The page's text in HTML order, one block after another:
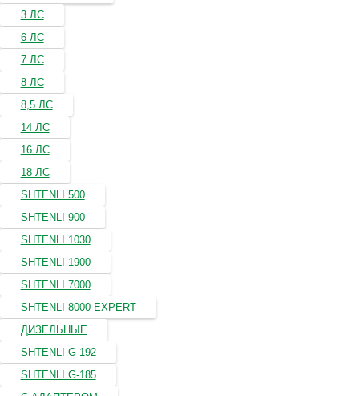
3 ЛС
6 ЛС
7 ЛС
8 ЛС
8,5 ЛС
14 ЛС
16 ЛС
18 ЛС
SHTENLI 500
SHTENLI 900
SHTENLI 1030
SHTENLI 1900
SHTENLI 7000
SHTENLI 8000 EXPERT
ДИЗЕЛЬНЫЕ
SHTENLI G-192
SHTENLI G-185